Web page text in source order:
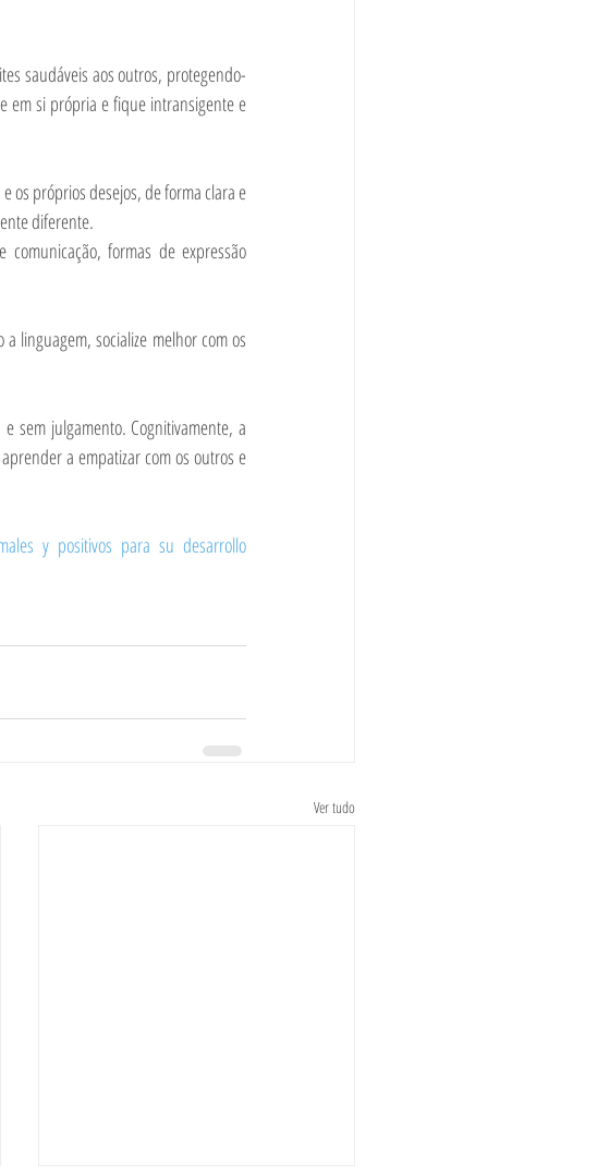
saudáveis aos outros, protegendo-
em si própria e fique intransigente e
os próprios desejos, de forma clara e
diferente.
formas de expressão
linguagem, socialize melhor com os
sem julgamento. Cognitivamente, a
a empatizar com os outros e
y positivos para su desarrollo
Ver tudo